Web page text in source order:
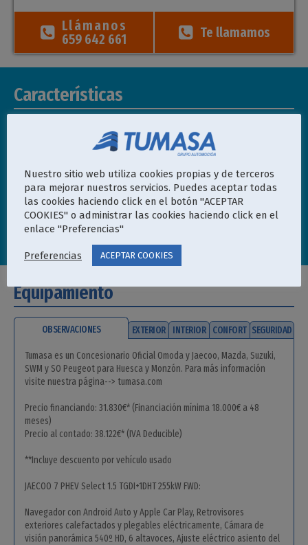
Llámanos
659 642 661 Te llamamos
Características
10
Potencia
347 CV
Marchas
Distintivo
ambiental
"0 EMISIONES"
Equipamiento
OBSERVACIONES EXTERIOR INTERIOR CONFORT SEGURIDAD
Tumasa es un Concesionario Oficial Omoda y Jaecoo, Mazda, Suzuki,
SWM y SO Peugeot para Huesca y Monzón. Para más información
visite nuestra página--> tumasa.com
Precio financiando: 31.830€* (Financiación mínima 18.000€ a 48
meses)
Precio al contado: 38.122€* (IVA Deducible)
**Incluye descuento por vehículo usado
JAECOO 7 PHEV Select 1.5 TGDI+1DHT 255kW FWD:
Navegador con Android Auto y Apple Car Play, Retrovisores
exteriores calefactados y plegables eléctricamente, Cámara de
visión panorámica 540º HD, 6 altavoces, Ajuste eléctrico asiento del
Nuestro sitio web utiliza cookies propias y de terceros
para mejorar nuestros servicios. Puedes aceptar todas
las cookies haciendo click en el botón "ACEPTAR
COOKIES" o administrar las cookies haciendo click en el
enlace "Preferencias"
Preferencias ACEPTAR COOKIES